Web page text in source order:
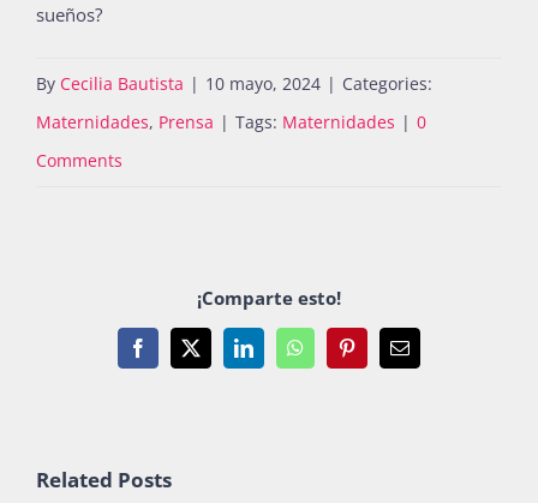
sueños?
By Cecilia Bautista | 10 mayo, 2024 | Categories:
Maternidades, Prensa | Tags: Maternidades | 0
Comments
¡Comparte esto!
Facebook
X LinkedInWhatsAppPinterestEmail
Related Posts